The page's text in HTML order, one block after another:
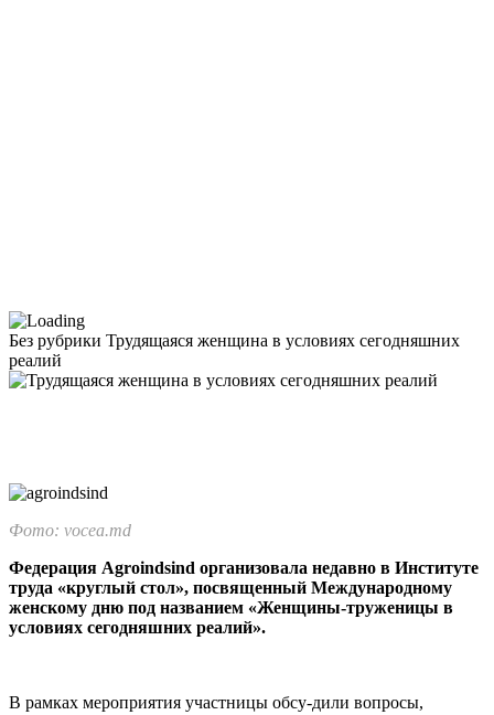
Без рубрики Трудящаяся женщина в условиях сегодняшних
реалий
Фото: vocea.md
Федерация Agroindsind организова­ла недавно в Институте
труда «круглый стол», посвященный Междуна­родному
женскому дню под названи­ем «Женщины-труженицы в
условиях сегодняшних реалий».
В рамках мероприятия участницы обсу-дили вопросы,